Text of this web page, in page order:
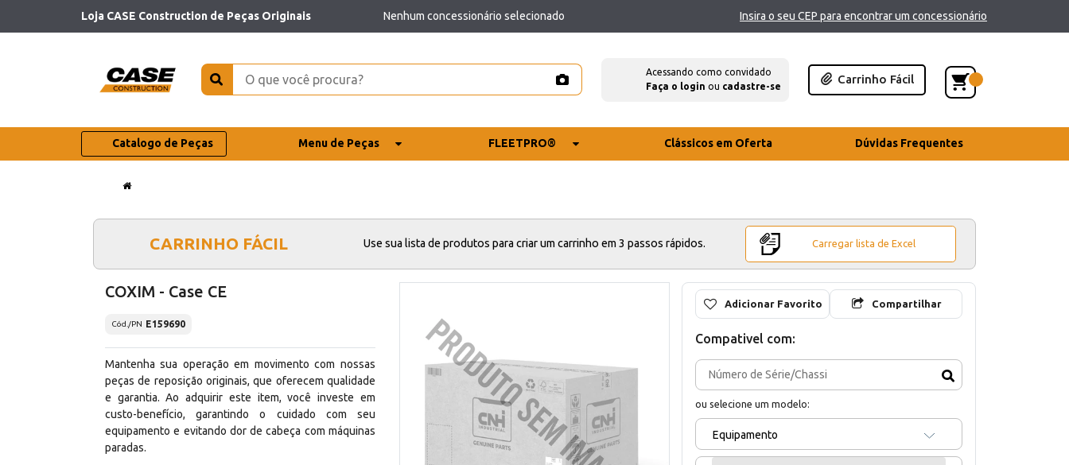
Loja CASE Construction de Peças Originais Nenhum concessionário selecionado Insira o seu CEP para encontrar um concessionário
Acessando como convidado
Faça o login ou cadastre-se
Carrinho Fácil
Catalogo de Peças Menu de Peças FLEETPRO® Clássicos em Oferta Dúvidas Frequentes
CARRINHO FÁCIL Use sua lista de produtos para criar um carrinho em 3 passos rápidos. Carregar lista de Excel
COXIM - Case CE
Cód./PN E159690
Mantenha sua operação em movimento com nossas
peças de reposição originais, que oferecem qualidade
e garantia. Ao adquirir este item, você investe em
custo-benefício, garantindo o cuidado com seu
equipamento e evitando dor de cabeça com máquinas
paradas.
Adicionar Favorito Compartilhar
Compativel com:
ou selecione um modelo:
Equipamento